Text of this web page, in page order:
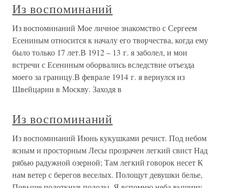
Из воспоминаний
Из воспоминаний Мое личное знакомство с Сергеем
Есениным относится к началу его творчества, когда ему
было только 17 лет.В 1912 – 13 г. я заболел, и мои
встречи с Есениным оборвались вследствие отъезда
моего за границу.В феврале 1914 г. я вернулся из
Швейцарии в Москву. Заходя в
Из воспоминаний
Из воспоминаний Июнь кукушками речист. Под небом
ясным и просторным Лесы прозрачен легкий свист Над
рябью радужной озерной; Там легкий говорок несет К
нам ветер с берегов веселых. Полощут девушки белье,